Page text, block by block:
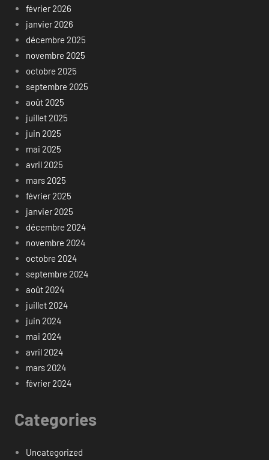
février 2026
janvier 2026
décembre 2025
novembre 2025
octobre 2025
septembre 2025
août 2025
juillet 2025
juin 2025
mai 2025
avril 2025
mars 2025
février 2025
janvier 2025
décembre 2024
novembre 2024
octobre 2024
septembre 2024
août 2024
juillet 2024
juin 2024
mai 2024
avril 2024
mars 2024
février 2024
Categories
Uncategorized